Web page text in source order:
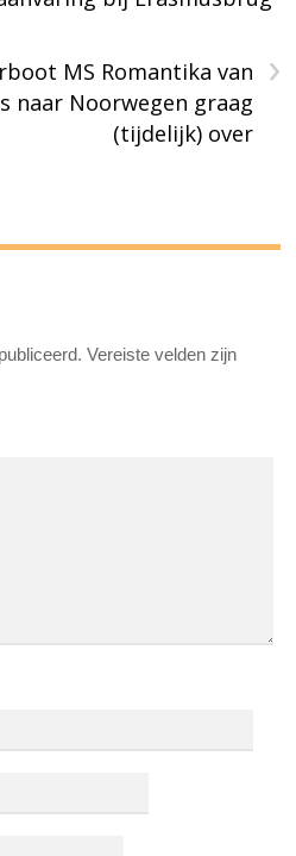
›
MS Romantika van
naar Noorwegen graag
(tijdelijk) over
Vereiste velden zijn